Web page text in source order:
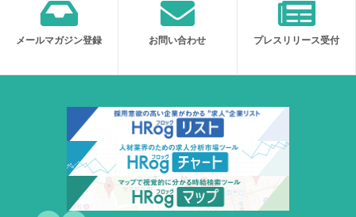
メールマガジン登録 お問い合わせ プレスリリース受付